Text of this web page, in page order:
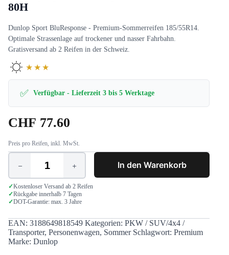
80H
Dunlop Sport BluResponse - Premium-Sommerreifen 185/55R14.
Optimale Strassenlage auf trockener und nasser Fahrbahn.
Gratisversand ab 2 Reifen in der Schweiz.
★★★
✅ Verfügbar - Lieferzeit 3 bis 5 Werktage
CHF 77.60
Preis pro Reifen, inkl. MwSt.
Dunlop
Sport
BluResponse
185/55
R14
Menge
In den Warenkorb
✓Kostenloser Versand ab 2 Reifen
✓Rückgabe innerhalb 7 Tagen
✓DOT-Garantie: max. 3 Jahre
EAN: 3188649818549 Kategorien: PKW / SUV/4x4 /
Transporter, Personenwagen, Sommer Schlagwort: Premium
Marke: Dunlop